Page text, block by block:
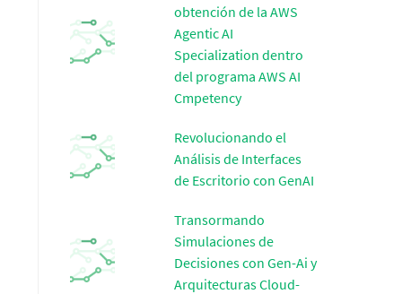
obtención de la AWS
Agentic AI
Specialization dentro
del programa AWS AI
Cmpetency
Revolucionando el
Análisis de Interfaces
de Escritorio con GenAI
Transormando
Simulaciones de
Decisiones con Gen-Ai y
Arquitecturas Cloud-